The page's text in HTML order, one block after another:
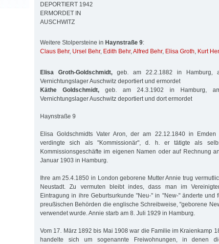
DEPORTIERT 1942
ERMORDET IN
AUSCHWITZ
Weitere Stolpersteine in Haynstraße 9:
Claus Behr, Ursel Behr, Edith Behr,Alfred Behr, Elisa Groth, Kurt
Elisa Groth-Goldschmidt, geb. am 22.2.1882 in Hamburg,
Vernichtungslager Auschwitz deportiert und ermordet
Käthe Goldschmidt, geb. am 24.3.1902 in Hamburg,
Vernichtungslager Auschwitz deportiert und dort ermordet
Haynstraße 9
Elisa Goldschmidts Vater Aron, der am 22.12.1840 in
verdingte sich als "Kommissionär", d. h. er tätigte als
Kommissionsgeschäfte im eigenen Namen oder auf Rechnung
Januar 1903 in Hamburg.
Ihre am 25.4.1850 in London geborene Mutter Annie trug
Neustadt. Zu vermuten bleibt indes, dass man im
Eintragung in ihre Geburtsurkunde "Neu-" in "New-" änderte und
preußischen Behörden die englische Schreibweise, "geborene
verwendet wurde. Annie starb am 8. Juli 1929 in Hamburg.
Vom 17. März 1892 bis Mai 1908 war die Familie im Kraienkamp
handelte sich um sogenannte Freiwohnungen, in denen